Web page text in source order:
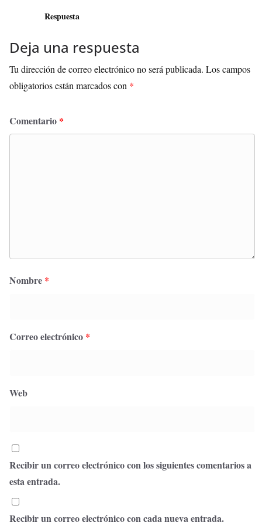
Respuesta
Deja una respuesta
Tu dirección de correo electrónico no será publicada. Los campos
obligatorios están marcados con *
Comentario *
Nombre *
Correo electrónico *
Web
Recibir un correo electrónico con los siguientes comentarios a
esta entrada.
Recibir un correo electrónico con cada nueva entrada.